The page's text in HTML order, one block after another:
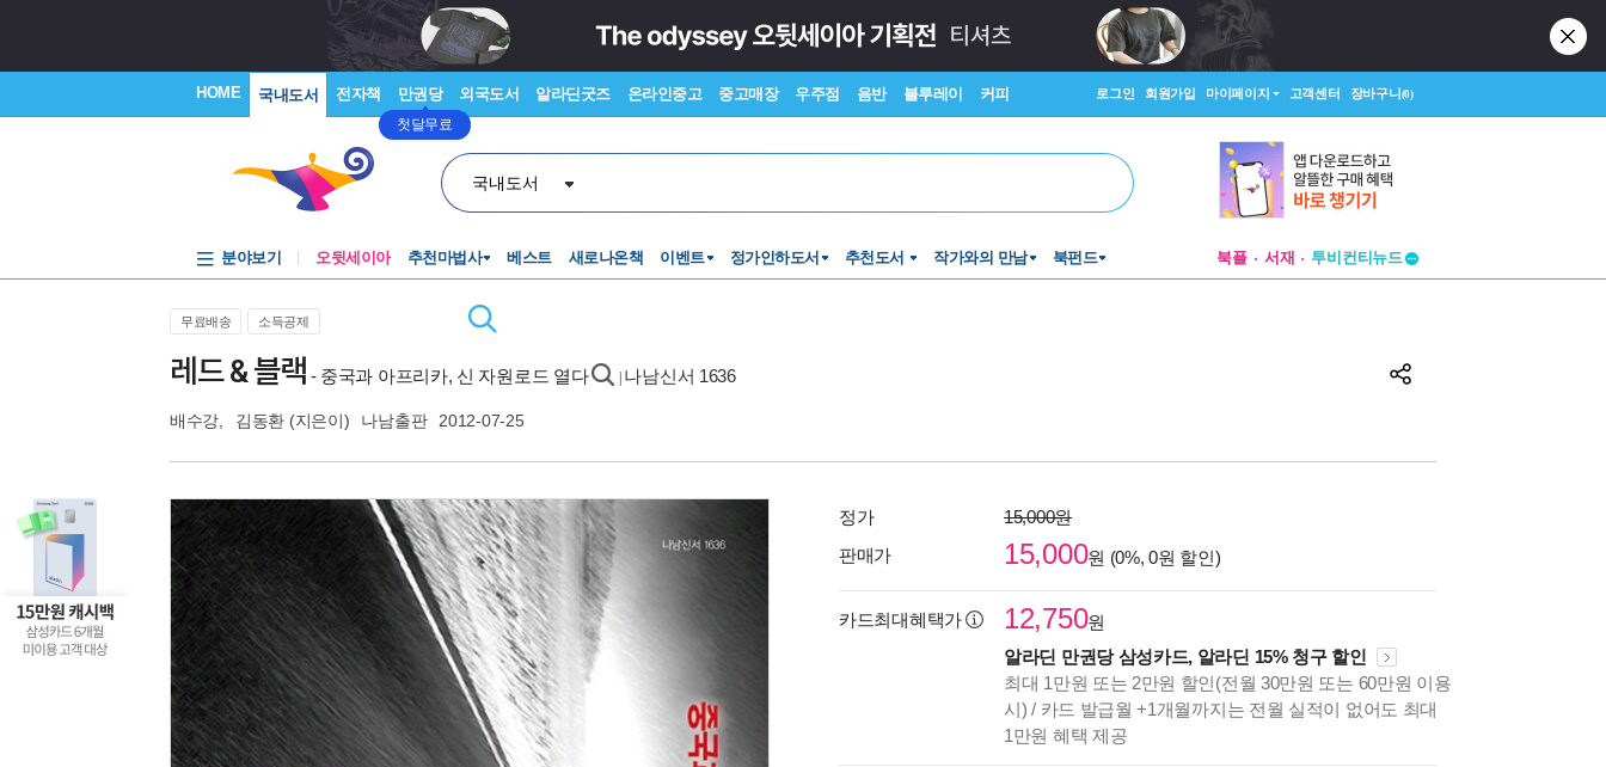
HOME 국내도서 전자책 만권당
첫달무료
외국도서 알라딘굿즈 온라인중고 중고매장 우주점 음반 블루레이 커피 로그인 회원가입 마이페이지 고객센터 장바구니(0)
국내도서
분야보기 오뒷세이아 추천마법사 베스트 새로나온책 이벤트 정가인하도서 추천도서 작가와의 만남 북펀드 북플 서재
투비컨티뉴드
무료배송 소득공제
레드 & 블랙 - 중국과 아프리카, 신 자원로드 열다 나남신서 1636
배수강 김동환 (지은이) 나남출판 2012-07-25
정가
15,000원
판매가
15,000원 (0%, 0원 할인)
카드최대혜택가 12,750원
알라딘 만권당 삼성카드, 알라딘 15% 청구 할인
최대 1만원 또는 2만원 할인(전월 30만원 또는 60만원 이용
시) / 카드 발급월 +1개월까지는 전월 실적이 없어도 최대
1만원 혜택 제공